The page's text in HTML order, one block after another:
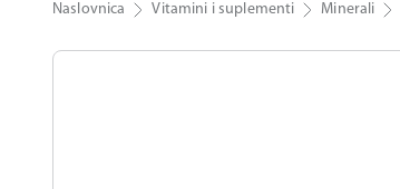
Naslovnica Vitamini i suplementi Minerali